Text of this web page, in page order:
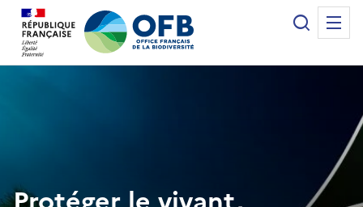
Office français de la biodiversité
Recherche
Protéger le vivant,
Panneau de gestion des cookies